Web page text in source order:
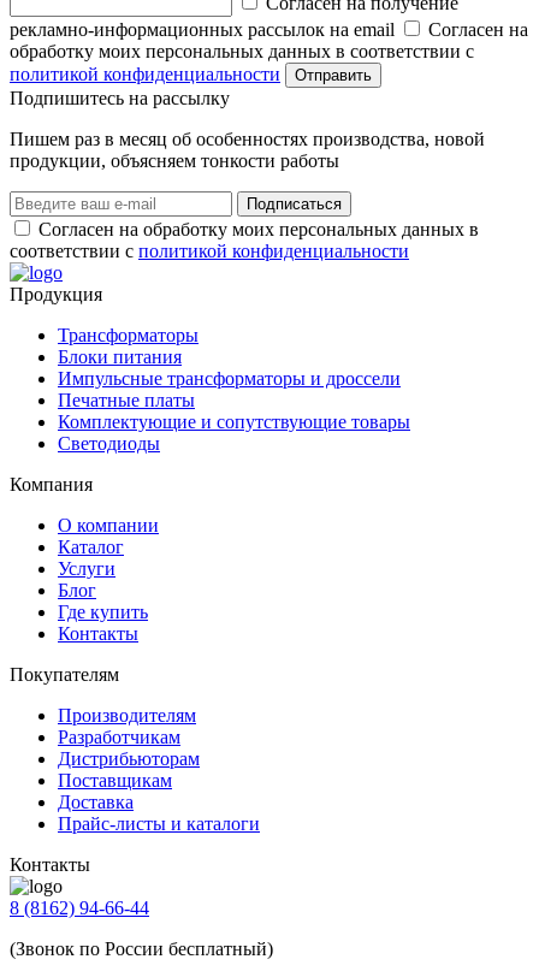
рекламно-информационных рассылок на email
Согласен на
обработку моих персональных данных в соответствии с
политикой конфиденциальности
Отправить
Подпишитеcь на рассылку
Пишем раз в месяц об особенностях производства, новой
продукции, объясняем тонкости работы
Подписаться
Согласен на обработку моих персональных данных в
соответствии с политикой конфиденциальности
Продукция
Трансформаторы
Блоки питания
Импульсные трансформаторы и дроссели
Печатные платы
Комплектующие и сопутствующие товары
Светодиоды
Компания
О компании
Каталог
Услуги
Блог
Где купить
Контакты
Покупателям
Производителям
Разработчикам
Дистрибьюторам
Поставщикам
Доставка
Прайс-листы и каталоги
Контакты
8 (8162) 94-66-44
(Звонок по России бесплатный)